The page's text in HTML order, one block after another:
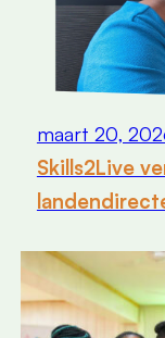
maart 20,
Skills2Live